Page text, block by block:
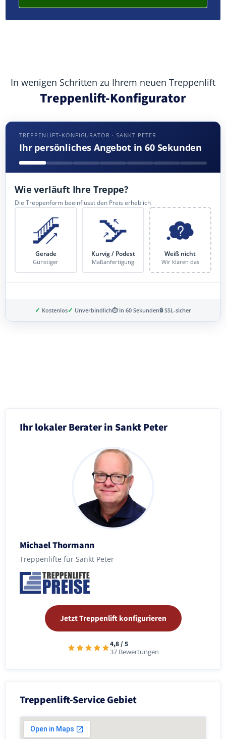
In wenigen Schritten zu Ihrem neuen Treppenlift
Treppenlift-Konfigurator
TREPPENLIFT-KONFIGURATOR · SANKT PETER
Ihr persönliches Angebot in 60 Sekunden
Wie verläuft Ihre Treppe?
Die Treppenform beeinflusst den Preis erheblich
Gerade
Günstiger
Kurvig / Podest
Maßanfertigung
Weiß nicht
Wir klären das
✓ Kostenlos✓ Unverbindlich⏱ In 60 Sekunden🔒 SSL-sicher
Ihr lokaler Berater in Sankt Peter
Michael Thormann
Treppenlifte für Sankt Peter
Jetzt Treppenlift konfigurieren
4,8 / 5
37 Bewertungen
Treppenlift-Service Gebiet